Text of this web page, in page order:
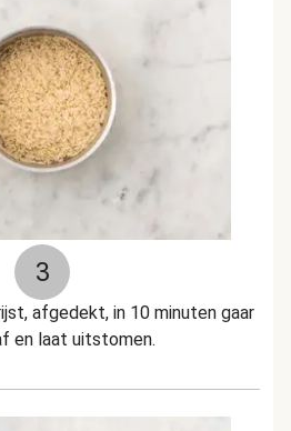
3
afgedekt, in 10 minuten gaar
en laat uitstomen.